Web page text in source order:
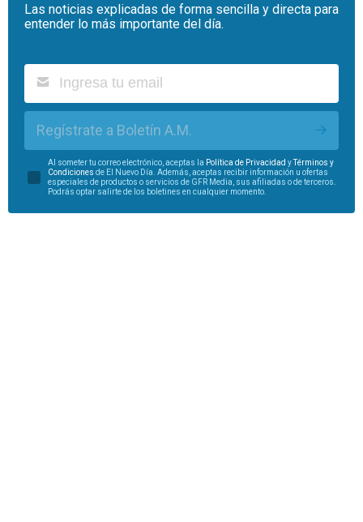
Las noticias explicadas de forma sencilla y directa para
entender lo más importante del día.
Regístrate a Boletín A.M.
Al someter tu correo electrónico, aceptas la Política de Privacidad yTérminos y
Condiciones de El Nuevo Día. Además, aceptas recibir información u ofertas
especiales de productos o servicios de GFR Media, sus afiliadas o de terceros.
Podrás optar salirte de los boletines en cualquier momento.